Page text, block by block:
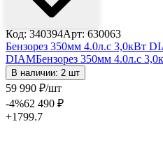
Код: 340394Арт: 630063
Бензорез 350мм 4.0л.с 3,0кВт
DIAMБензорез 350мм 4.0л.с
В наличии: 2 шт
59 990 ₽/шт
-4%62 490 ₽
+1799.7